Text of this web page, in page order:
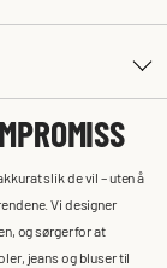
slik de vil – uten å
Vi designer
og sørger for at
jeans og bluser til